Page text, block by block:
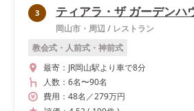
3
岡山市・周辺/ レストラン
ティアラ・ザ ガーデンハ
教会式・人前式・神前式
最寄： JR岡山駅より車で8分
人数： 6名〜90名
費用： 48名 ／279万円